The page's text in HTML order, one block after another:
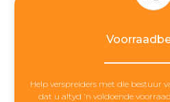
Help verspreiders met die bestuur
dat u altyd 'n voldoende